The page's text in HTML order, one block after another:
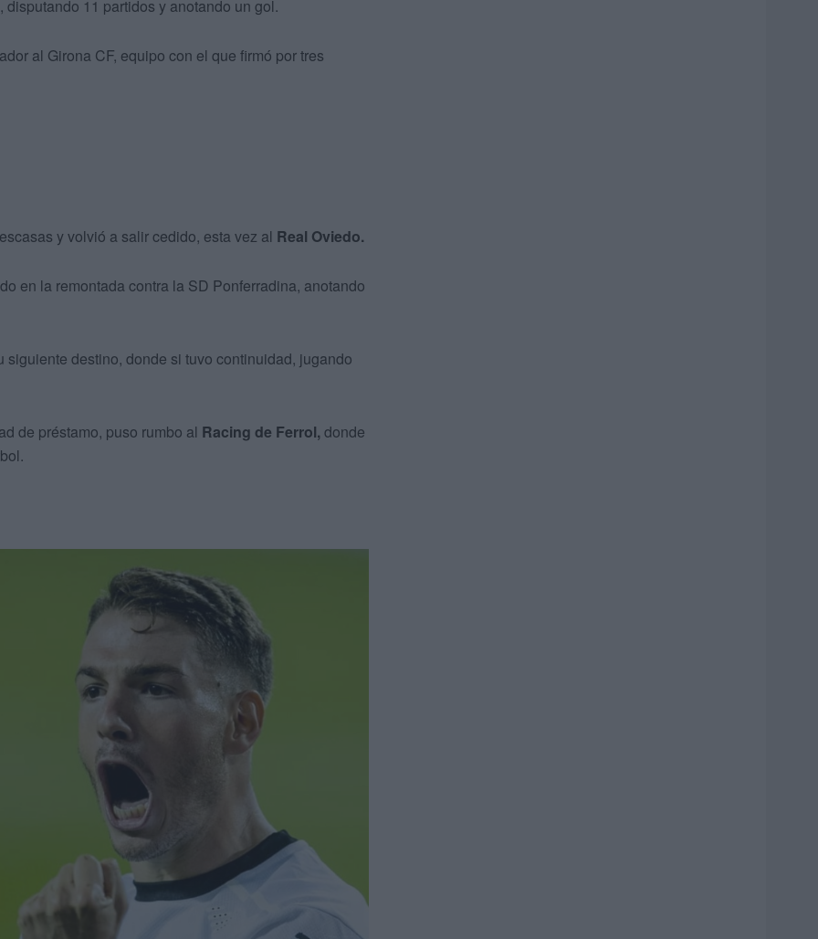
disputando 11 partidos y anotando un gol.
al Girona CF, equipo con el que firmó por tres
y volvió a salir cedido, esta vez al Real Oviedo.
en la remontada contra la SD Ponferradina, anotando
destino, donde si tuvo continuidad, jugando
de préstamo, puso rumbo al Racing de Ferrol, donde